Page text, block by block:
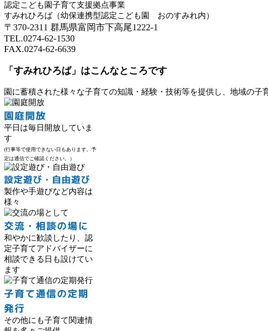
認定こども園子育て支援拠点事業
すみれひろば（幼保連携型認定こども園 おのすみれ内）
〒370-2311 群馬県富岡市下高尾1222-1
TEL.0274-62-1530
FAX.0274-62-6639
「すみれひろば」はこんなところです
園に蓄積された様々な子育ての知識・経験・技術等を提供し、地域の子
園庭開放
平日は毎日開放していま
す
(行事等で使用できない日もあります。予
定は通信でご確認ください。）
設定遊び・自由遊び
製作や手遊びなど内容は
様々
交流・ 相談の場に
和やかに歓談したり、認
定子育てアドバイザーに
相談できる日も設けてい
ます
子育て通信の定期
発行
その他にも子育て関連情